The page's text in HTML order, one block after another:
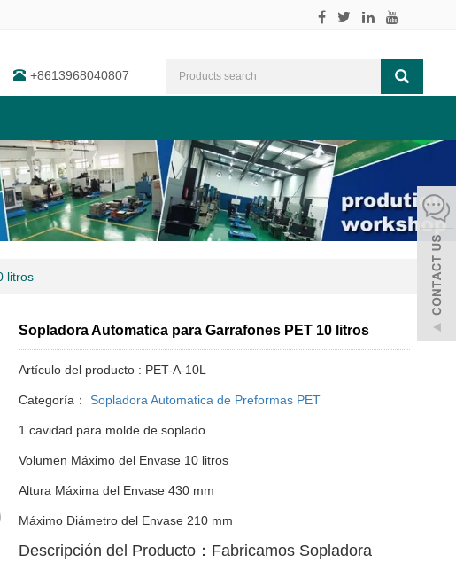
+8613968040807
litros
Sopladora Automatica para Garrafones PET 10 litros
Artículo del producto : PET-A-10L
Categoría： Sopladora Automatica de Preformas PET
1 cavidad para molde de soplado
Volumen Máximo del Envase 10 litros
Altura Máxima del Envase 430 mm
Máximo Diámetro del Envase 210 mm
Descripción del Producto：Fabricamos Sopladora